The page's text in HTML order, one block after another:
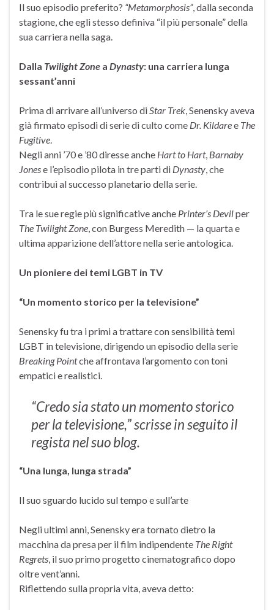
Il suo episodio preferito? “Metamorphosis”, dalla seconda
stagione, che egli stesso definiva “il più personale” della
sua carriera nella saga.
Dalla Twilight Zone a Dynasty: una carriera lunga
sessant’anni
Prima di arrivare all’universo di Star Trek , Senensky aveva
già firmato episodi di serie di culto come Dr. Kildaree The
Fugitive
Negli anni ’70 e ’80 diresse anche Hart to Hart, Barnaby
Jonese l’episodio pilota in tre parti di Dynasty , che
contribuì al successo planetario della serie.
Tra le sue regie più significative anche Printer’s Devilper
The Twilight Zone , con Burgess Meredith — la quarta e
ultima apparizione dell’attore nella serie antologica.
Un pioniere dei temi LGBT in TV
“Un momento storico per la televisione”
Senensky fu tra i primi a trattare con sensibilità temi
LGBT in televisione, dirigendo un episodio della serie
Breaking Pointche affrontava l’argomento con toni
empatici e realistici.
“Credo sia stato un momento storico
per la televisione,” scrisse in seguito il
regista nel suo blog.
“Una lunga, lunga strada”
Il suo sguardo lucido sul tempo e sull’arte
Negli ultimi anni, Senensky era tornato dietro la
macchina da presa per il film indipendente The Right
Regrets , il suo primo progetto cinematografico dopo
oltre vent’anni.
Riflettendo sulla propria vita, aveva detto: